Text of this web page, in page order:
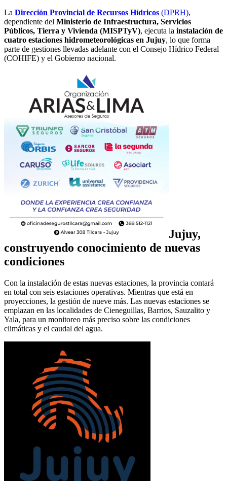
La Dirección Provincial de Recursos Hídricos (DPRH),
dependiente del Ministerio de Infraestructura, Servicios
Públicos, Tierra y Vivienda (MISPTyV), ejecuta la instalación de
cuatro estaciones hidrometeorológicas en Jujuy, lo que forma
parte de gestiones llevadas adelante con el Consejo Hídrico Federal
(COHIFE) y el Gobierno nacional.
Jujuy,
construyendo conocimiento de nuevas
condiciones
Con la instalación de estas nuevas estaciones, la provincia contará
en total con seis estaciones operativas. Mientras que está en
proyecciones, la gestión de nueve más. Las nuevas estaciones se
emplazan en las localidades de Cieneguillas, Barrios, Sauzalito y
Yala, para un monitoreo más preciso sobre las condiciones
climáticas y el caudal del agua.